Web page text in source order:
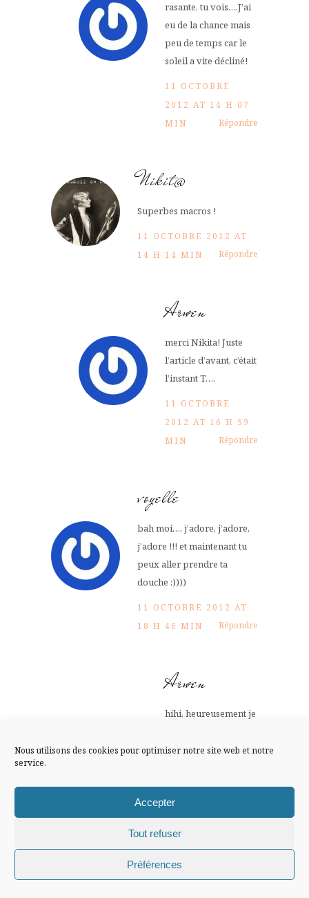
Nous utilisons des cookies pour optimiser notre site web et notre
service.
Accepter
Tout refuser
Préférences
rasante, tu vois….J’ai
eu de la chance mais
peu de temps car le
soleil a vite décliné!
11 OCTOBRE
2012 AT 14 H 07
MIN
Répondre
Nikit@
Superbes macros !
11 OCTOBRE 2012 AT
14 H 14 MIN
Répondre
Arwen
merci Nikita! Juste
l’article d’avant, c’était
l’instant T….
11 OCTOBRE
2012 AT 16 H 59
MIN
Répondre
voyelle
bah moi…. j’adore, j’adore,
j’adore !!! et maintenant tu
peux aller prendre ta
douche :))))
11 OCTOBRE 2012 AT
18 H 46 MIN
Répondre
Arwen
hihi, heureusement je
mais je n’ai pas fait la
s’entasse, s’entasse,
s’entasse…
2012 AT 19 H 24
MIN
FLUX INSTA
Confidentialité